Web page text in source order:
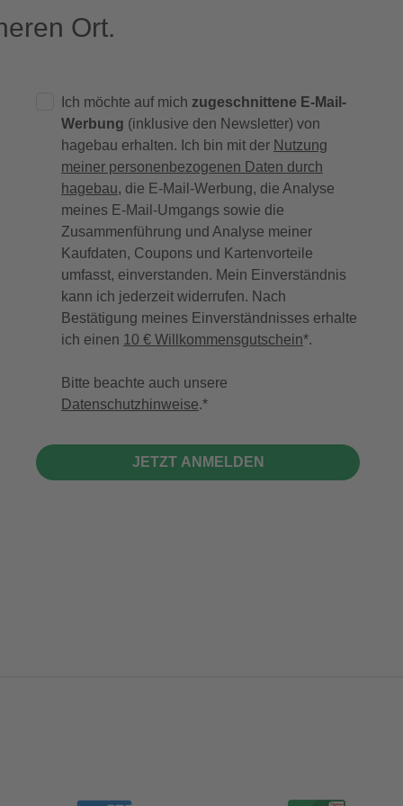
Ort.
Ich möchte auf mich zugeschnittene E-Mail-
Werbung (inklusive den Newsletter) von
hagebau erhalten. Ich bin mit der Nutzung
meiner personenbezogenen Daten durch
hagebau, die E-Mail-Werbung, die Analyse
meines E-Mail-Umgangs sowie die
Zusammenführung und Analyse meiner
Kaufdaten, Coupons und Kartenvorteile
umfasst, einverstanden. Mein Einverständnis
kann ich jederzeit widerrufen. Nach
Bestätigung meines Einverständnisses erhalte
ich einen 10 € Willkommensgutschein*.
Bitte beachte auch unsere
Datenschutzhinweise.
JETZT ANMELDEN